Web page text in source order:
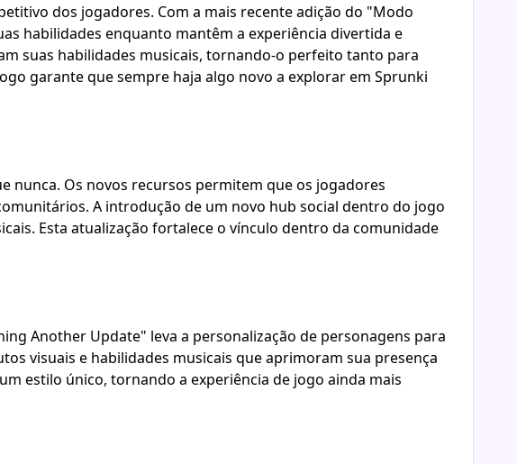
dos jogadores. Com a mais recente adição do "Modo
habilidades enquanto mantêm a experiência divertida e
suas habilidades musicais, tornando-o perfeito tanto para
garante que sempre haja algo novo a explorar em Sprunki
nunca. Os novos recursos permitem que os jogadores
A introdução de um novo hub social dentro do jogo
Esta atualização fortalece o vínculo dentro da comunidade
Another Update" leva a personalização de personagens para
visuais e habilidades musicais que aprimoram sua presença
estilo único, tornando a experiência de jogo ainda mais